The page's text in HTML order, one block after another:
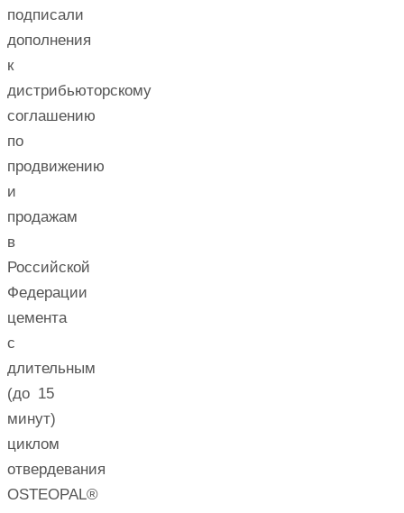
подписали
дополнения
к
дистрибьюторскому
соглашению
по
продвижению
и
продажам
в
Российской
Федерации
цемента
с
длительным
(до 15
минут)
циклом
отвердевания
OSTEOPAL®